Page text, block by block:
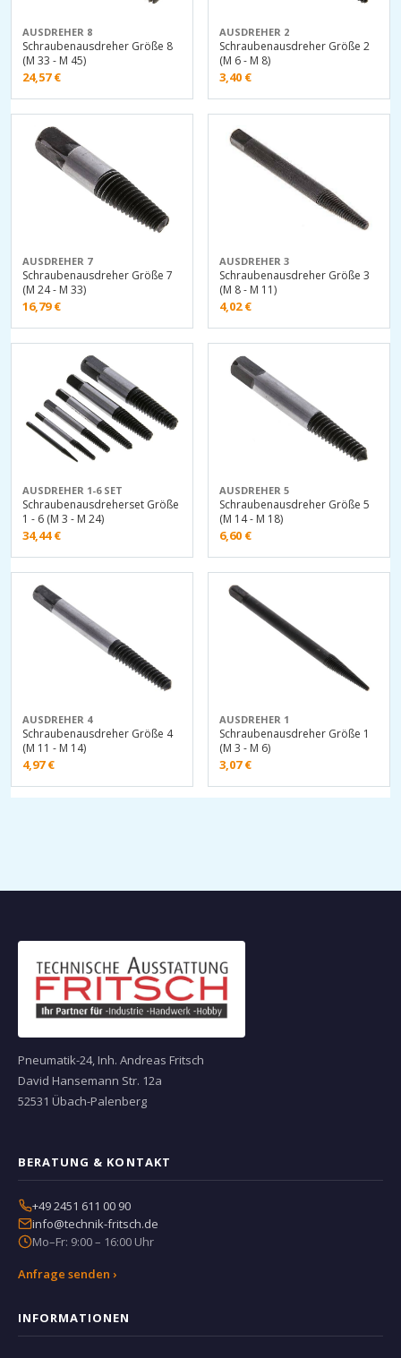
AUSDREHER 8
Schraubenausdreher Größe 8
(M 33 - M 45)
24,57€
AUSDREHER 2
Schraubenausdreher Größe 2
(M 6 - M 8)
3,40 €
AUSDREHER 7
Schraubenausdreher Größe 7
(M 24 - M 33)
16,79€
AUSDREHER 3
Schraubenausdreher Größe 3
(M 8 - M 11)
4,02€
AUSDREHER 1-6 SET
Schraubenausdreherset Größe
1 - 6 (M 3 - M 24)
34,44€
AUSDREHER 5
Schraubenausdreher Größe 5
(M 14 - M 18)
6,60 €
AUSDREHER 4
Schraubenausdreher Größe 4
(M 11 - M 14)
4,97€
AUSDREHER 1
Schraubenausdreher Größe 1
(M 3 - M 6)
3,07€
Pneumatik-24, Inh. Andreas Fritsch
David Hansemann Str. 12a
52531 Übach-Palenberg
BERATUNG & KONTAKT
+49 2451 611 00 90
info@technik-fritsch.de
Mo–Fr: 9:00 – 16:00 Uhr
Anfrage senden ›
INFORMATIONEN